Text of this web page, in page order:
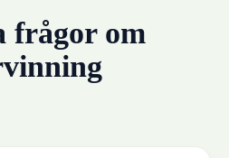
frågor om